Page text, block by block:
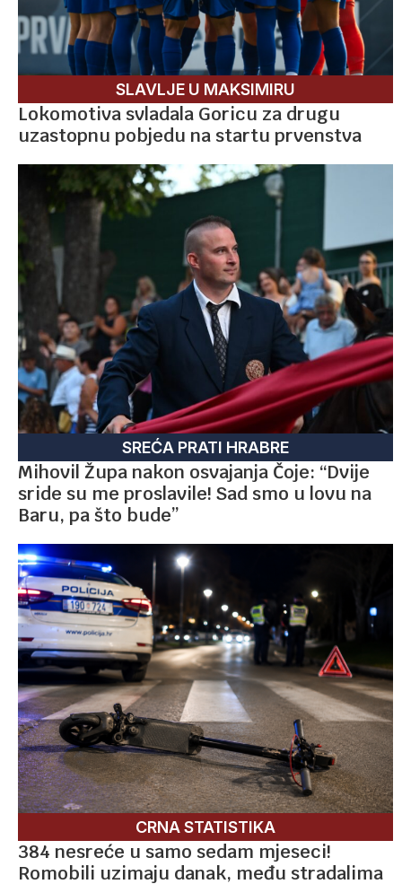
SLAVLJE U MAKSIMIRU
Lokomotiva svladala Goricu za drugu
uzastopnu pobjedu na startu prvenstva
SREĆA PRATI HRABRE
Mihovil Župa nakon osvajanja Čoje: “Dvije
sride su me proslavile! Sad smo u lovu na
Baru, pa što bude”
CRNA STATISTIKA
384 nesreće u samo sedam mjeseci!
Romobili uzimaju danak, među stradalima